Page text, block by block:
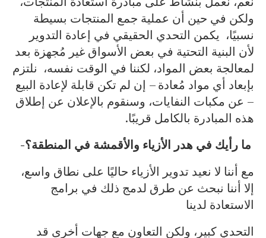
ولكن في حين أن عملية جمع المنتجات بسيطة
نسبيًا، يكمن التحدي الحقيقي في إعادة التدوير
لأن البنية التحتية في بعض الأسواق غير مُجهزة بعد
لمعالجة بعض المواد، لكننا في الوقت نفسه، نلتزم
بإبعاد أي مواد مُعادة – إن لم تكن قابلة لإعادة البيع
– عن مكبات النفايات، وسنقوم بالإعلان عن إطلاق
هذه المبادرة بالكامل قريبًا.
ما رأيك في هدر الأزياء والأقمشة في المنطقة؟-
مع أننا لا نعيد تدوير الأزياء حاليًا على نطاق واسع،
إلا أننا نبحث عن طرق لدمج ذلك في برامج
الاستعادة لدينا
التحدي كبير، ولكن التعاون مع جهات أخرى قد